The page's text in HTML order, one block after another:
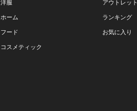
洋服
ホーム
フード
コスメティック
アウトレット
ランキング
お気に入り